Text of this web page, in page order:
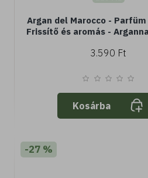
Argan del Marocco -
Frissítő és aromás -
3.590 Ft
Kosárba
-27 %